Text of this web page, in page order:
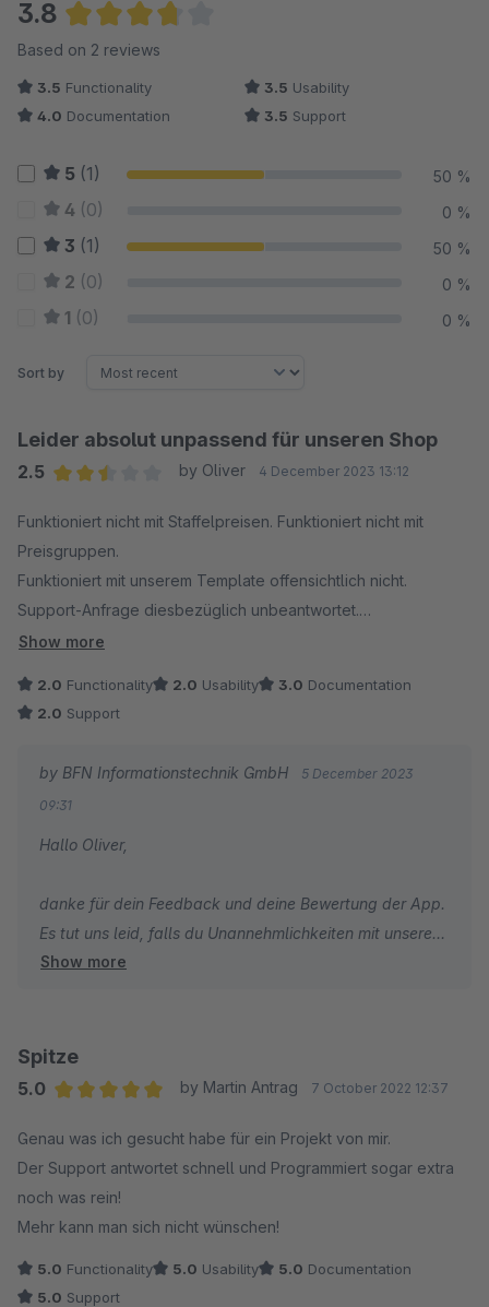
3.8
Average rating of 3.75 out of 5 stars
Based on 2 reviews
3.5 Functionality 3.5 Usability
4.0 Documentation 3.5 Support
5 (1) 50 %
4 (0) 0 %
3 (1) 50 %
2 (0) 0 %
1 (0) 0 %
Sort by
Leider absolut unpassend für unseren Shop
2.5
by Oliver 4 December 2023 13:12
Funktioniert nicht mit Staffelpreisen. Funktioniert nicht mit
Preisgruppen.
Funktioniert mit unserem Template offensichtlich nicht.
Support-Anfrage diesbezüglich unbeantwortet.
Kleine technische Falle in der Konfiguration: falls Daten
Konfiguration eingetragen werden. Notlösung: Neu-Installation
des Plugins.
Show more
2.0 Functionality 2.0 Usability 3.0 Documentation
2.0 Support
by BFN Informationstechnik GmbH
5 December 2023
09:31
Hallo Oliver,
danke für dein Feedback und deine Bewertung der App.
Es tut uns leid, falls du Unannehmlichkeiten mit unserer
App hattest.
nicht abgelaufen. Wir geben immer unser Bestes, um
schnell und effektiv zu helfen.
Wir haben beim Entwickeln des Plugins bewusst auf die
Integration von Staffelpreisen und Preisgruppen
verzichtet. Das liegt daran, dass das Plugin so
konzipiert ist, dass Kunden ihren Preis selbst bestimmen.
Vorschläge und Neuanforderungen nehmen wir gerne
Show more
Spitze
5.0
by Martin Antrag 7 October 2022 12:37
Genau was ich gesucht habe für ein Projekt von mir.
Der Support antwortet schnell und Programmiert sogar extra
noch was rein!
Mehr kann man sich nicht wünschen!
5.0 Functionality 5.0 Usability 5.0 Documentation
5.0 Support